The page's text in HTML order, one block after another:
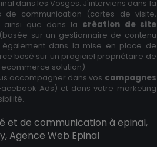
dans les Vosges. J'interviens dans la
de communication (cartes de visite,
ainsi que dans la création de site
sur un gestionnaire de contenu
dans la mise en place de
basé sur un progiciel propriétaire de
solution).
accompagner dans vos campagnes
Ads) et dans votre marketing
et de communication à epinal,
Agence Web Epinal